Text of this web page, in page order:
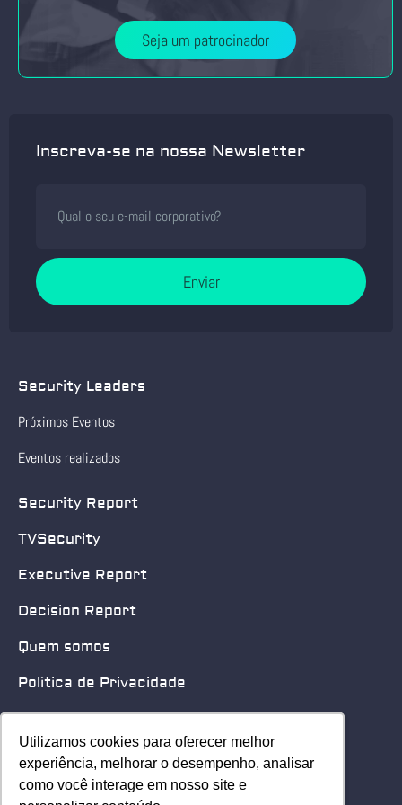
Utilizamos cookies para oferecer melhor
experiência, melhorar o desempenho, analisar
como você interage em nosso site e
Utilizamos cookies para oferecer melhor
experiência, melhorar o desempenho, analisar
como você interage em nosso site e
Seja um patrocinador
Inscreva-se na nossa Newsletter
Enviar
Security Leaders
Próximos Eventos
Eventos realizados
Security Report
TVSecurity
Executive Report
Decision Report
Quem somos
Política de Privacidade
Quero patrocinar
Contato
Home